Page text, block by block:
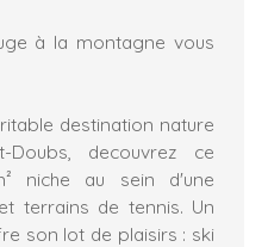
à la montagne vous
destination nature
decouvrez ce
niche au sein d'une
terrains de tennis. Un
son lot de plaisirs : ski